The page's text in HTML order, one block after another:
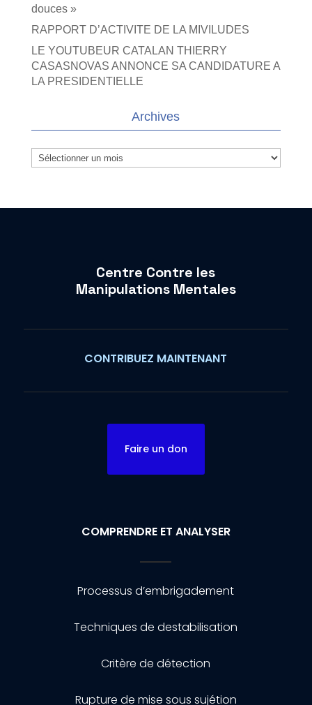
douces »
RAPPORT D’ACTIVITE DE LA MIVILUDES
LE YOUTUBEUR CATALAN THIERRY
CASASNOVAS ANNONCE SA CANDIDATURE A
LA PRESIDENTIELLE
Archives
Archives
Centre Contre les
Manipulations Mentales
CONTRIBUEZ MAINTENANT
Faire un don
COMPRENDRE ET ANALYSER
Processus d’embrigadement
Techniques de destabilisation
Critère de détection
Rupture de mise sous sujétion